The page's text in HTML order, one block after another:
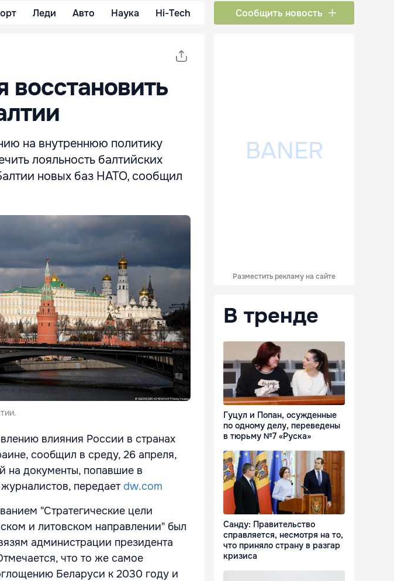
Леди Авто Наука Hi-Tech Сообщить новость
на внутреннюю политику
лояльность балтийских
новых баз НАТО, сообщил
влияния России в странах
сообщил в среду, 26 апреля,
на документы, попавшие в
передает dw.com
"Стратегические цели
и литовском направлении" был
администрации президента
что то же самое
Беларуси к 2030 году и
Разместить рекламу на сайте
В тренде
Гуцул и Попан, осужденные
по одному делу, переведены
в тюрьму №7 «Руска»
Санду: Правительство
справляется, несмотря на то,
что приняло страну в разгар
кризиса